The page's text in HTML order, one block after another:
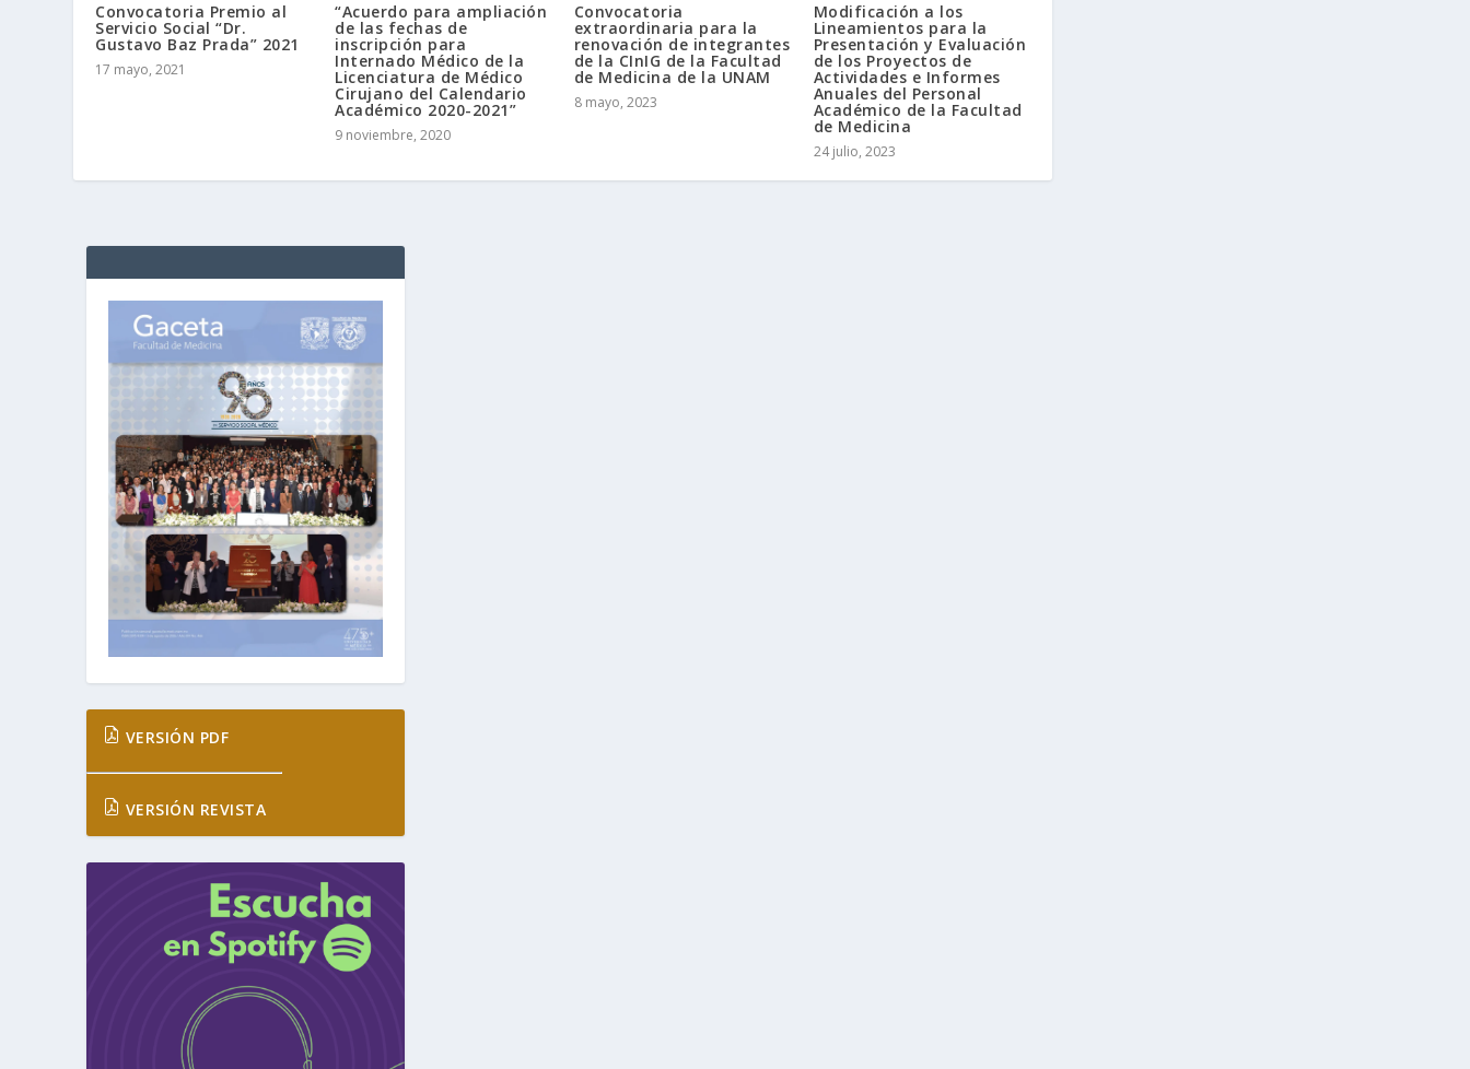
Convocatoria Premio al
Servicio Social “Dr.
Gustavo Baz Prada” 2021
17 mayo, 2021
“Acuerdo para ampliación
de las fechas de
inscripción para
Internado Médico de la
Licenciatura de Médico
Cirujano del Calendario
Académico 2020-2021”
9 noviembre, 2020
Convocatoria
extraordinaria para la
renovación de integrantes
de la CInIG de la Facultad
de Medicina de la UNAM
8 mayo, 2023
Modificación a los
Lineamientos para la
Presentación y Evaluación
de los Proyectos de
Actividades e Informes
Anuales del Personal
Académico de la Facultad
de Medicina
24 julio, 2023
VERSIÓN PDF
VERSIÓN REVISTA